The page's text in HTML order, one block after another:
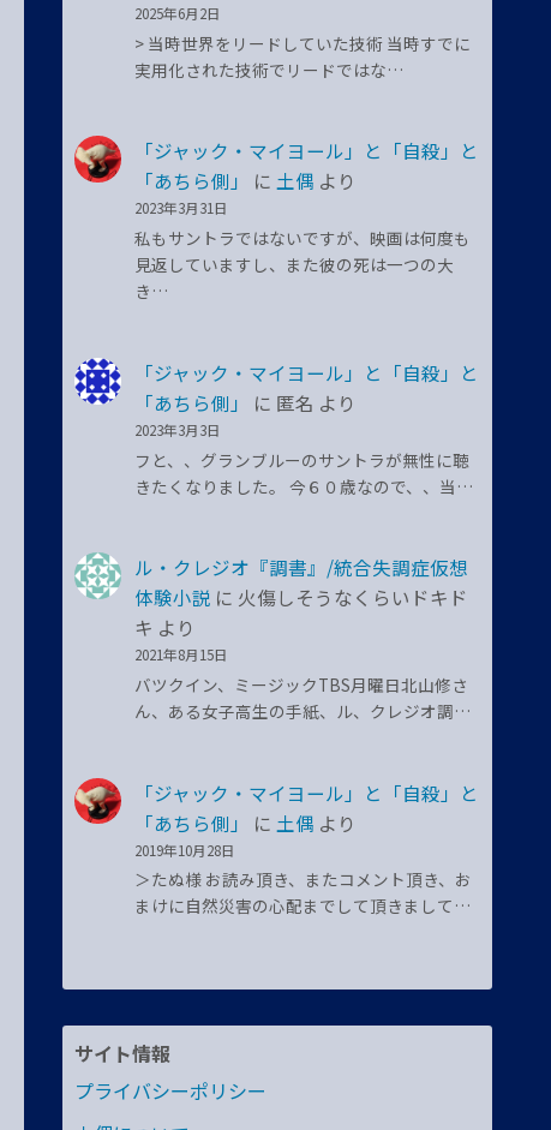
2025年6月2日
> 当時世界をリードしていた技術 当時すでに
実用化された技術でリードではな…
「ジャック・マイヨール」と「自殺」と
「あちら側」
に 土偶 より
2023年3月31日
私もサントラではないですが、映画は何度も
見返していますし、また彼の死は一つの大
き…
「ジャック・マイヨール」と「自殺」と
「あちら側」
に 匿名 より
2023年3月3日
フと、、グランブルーのサントラが無性に聴
きたくなりました。 今６０歳なので、、当…
ル・クレジオ『調書』/統合失調症仮想
体験小説 に 火傷しそうなくらいドキド
キ より
2021年8月15日
バツクイン、ミージックTBS月曜日北山修さ
ん、ある女子高生の手紙、ル、クレジオ調…
「ジャック・マイヨール」と「自殺」と
「あちら側」
に 土偶 より
2019年10月28日
＞たぬ様 お読み頂き、またコメント頂き、お
まけに自然災害の心配までして頂きまして…
サイト情報
プライバシーポリシー